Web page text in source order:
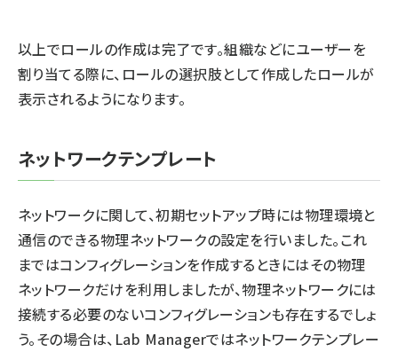
以上でロールの作成は完了です。組織などにユーザーを
割り当てる際に、ロールの選択肢として作成したロールが
表示されるようになります。
ネットワークテンプレート
ネットワークに関して、初期セットアップ時には物理環境と
通信のできる物理ネットワークの設定を行いました。これ
まではコンフィグレーションを作成するときにはその物理
ネットワークだけを利用しましたが、物理ネットワークには
接続する必要のないコンフィグレーションも存在するでしょ
う。その場合は、Lab Managerではネットワークテンプレー